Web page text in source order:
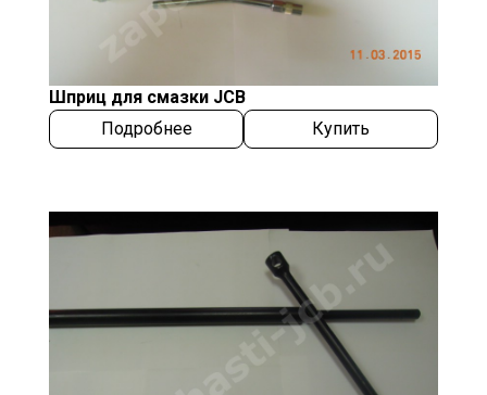
Шприц для смазки JCB
Подробнее
Купить